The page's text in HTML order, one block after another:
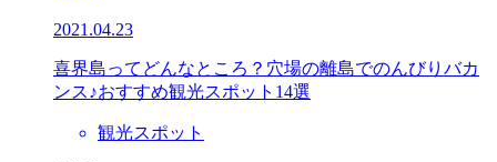
2021.04.23
喜界島ってどんなところ？穴場の離島でのんびりバカ
ンス♪おすすめ観光スポット14選
観光スポット